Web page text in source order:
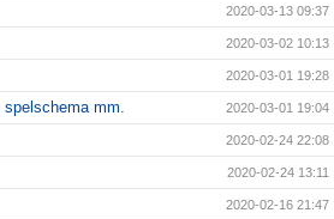
2020-03-13 09:37
2020-03-02 10:13
2020-03-01 19:28
mm. 2020-03-01 19:04
2020-02-24 22:08
2020-02-24 13:11
2020-02-16 21:47